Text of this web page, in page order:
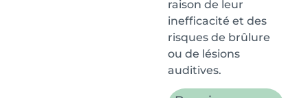
raison de leur
inefficacité et des
risques de brûlure
ou de lésions
auditives.